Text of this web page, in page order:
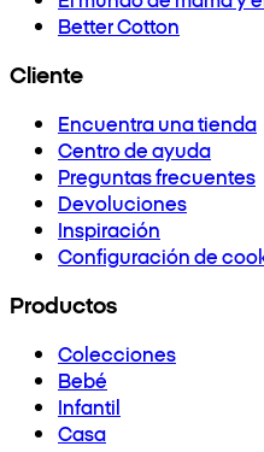
Better Cotton
Cliente
Encuentra una tienda
Centro de ayuda
Preguntas frecuentes
Devoluciones
Inspiración
Configuración de
Productos
Colecciones
Bebé
Infantil
Casa